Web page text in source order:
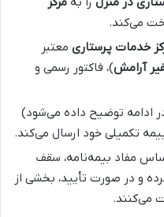
می‌کند.
خدمات پرستاری معتبر
آرامش)، فاکتور رسمی و
ادامه توضیح داده می‌شود)
تکمیلی خود ارسال می‌کند.
مفاد بیمه‌نامه، سقف
و در صورت تأیید، بخشی از
می‌کنند.